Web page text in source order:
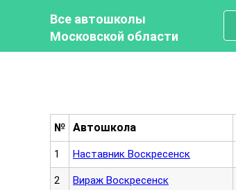
Все автошколы
Московской области
№ Автошкола
1 Наставник Воскресенск
2 Вираж Воскресенск